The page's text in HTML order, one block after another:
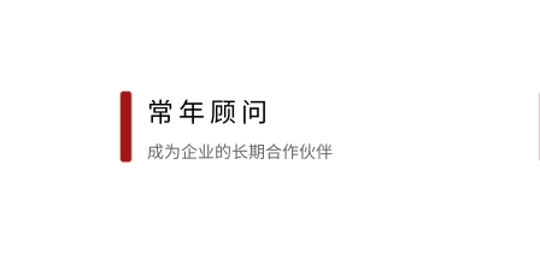
常年顾问
成为企业的长期合作伙伴